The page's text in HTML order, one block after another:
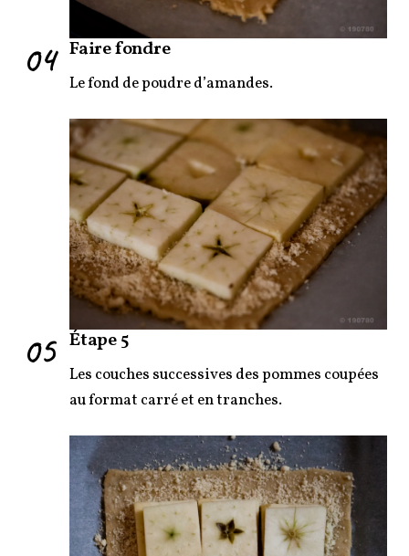
04 Faire fondre
Le fond de poudre d’amandes.
05 Étape 5
Les couches successives des pommes coupées
au format carré et en tranches.